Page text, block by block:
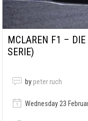
MCLAREN F1 – DIE
SERIE)
by peter ruch
Wednesday 23